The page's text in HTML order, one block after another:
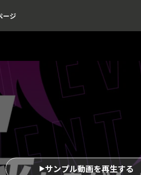
ージ
サンプル動画を再生する